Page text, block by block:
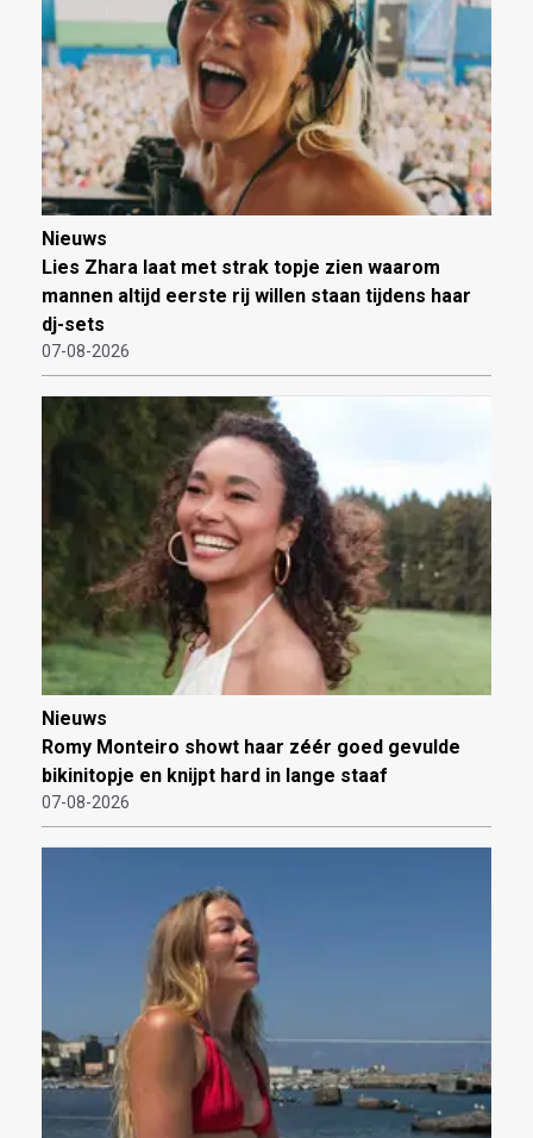
Nieuws
Lies Zhara laat met strak topje zien waarom
mannen altijd eerste rij willen staan tijdens haar
dj-sets
07-08-2026
Nieuws
Romy Monteiro showt haar zéér goed gevulde
bikinitopje en knijpt hard in lange staaf
07-08-2026